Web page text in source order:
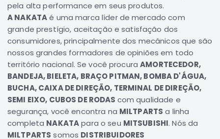
L200
GL,
GLS
e
SPORT
Motor
Suspensão
Freio
Filtros
Transmissão
pela alta performance em seus produtos.
A NAKATAé uma marca líder de mercado com
grande prestígio, aceitação e satisfação dos
consumidores, principalmente dos mecânicos que são
nossos grandes formadores de opiniões em todo
território nacional. Se você procuraAMORTECEDOR,
BANDEJA, BIELETA, BRAÇO PITMAN, BOMBA D'ÁGUA,
BUCHA, CAIXA DE DIREÇÃO, TERMINAL DE DIREÇÃO,
SEMI EIXO, CUBOS DE RODAS com qualidade e
segurança, você encontra na MILTPARTS a linha
completa NAKATApara o seu MITSUBISHI. Nós da
MILTPARTS somos DISTRIBUIDORES